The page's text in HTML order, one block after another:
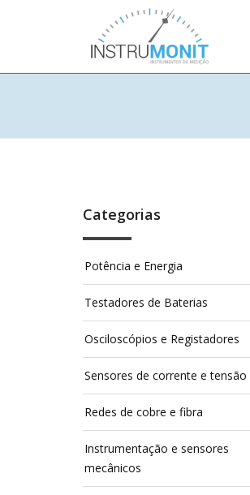
Categorias
Potência e Energia
Testadores de Baterias
Osciloscópios e Registadores
Sensores de corrente e tensão
Redes de cobre e fibra
Instrumentação e sensores
mecânicos